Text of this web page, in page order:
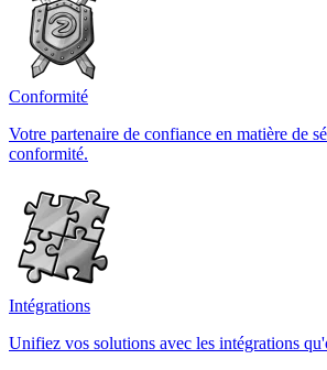
Conformité
Votre partenaire de confiance en matière de
conformité.
Intégrations
Unifiez vos solutions avec les intégrations